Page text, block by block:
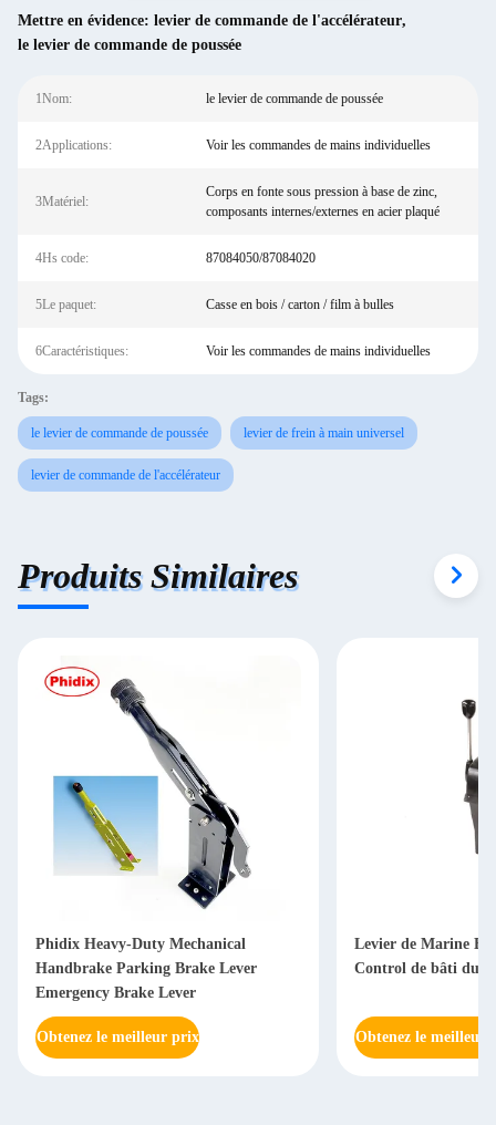
Mettre en évidence: levier de commande de l'accélérateur,
le levier de commande de poussée
1Nom: le levier de commande de poussée
2Applications: Voir les commandes de mains individuelles
3Matériel:
Corps en fonte sous pression à base de zinc,
composants internes/externes en acier plaqué
4Hs code: 87084050/87084020
5Le paquet: Casse en bois / carton / film à bulles
6Caractéristiques: Voir les commandes de mains individuelles
Tags:
le levier de commande de poussée levier de frein à main universel
levier de commande de l'accélérateur
Produits Similaires
Phidix Heavy-Duty Mechanical
Handbrake Parking Brake Lever
Emergency Brake Lever
Obtenez le meilleur prix
Levier de Marine
Control de bâti du
Obtenez le meilleur